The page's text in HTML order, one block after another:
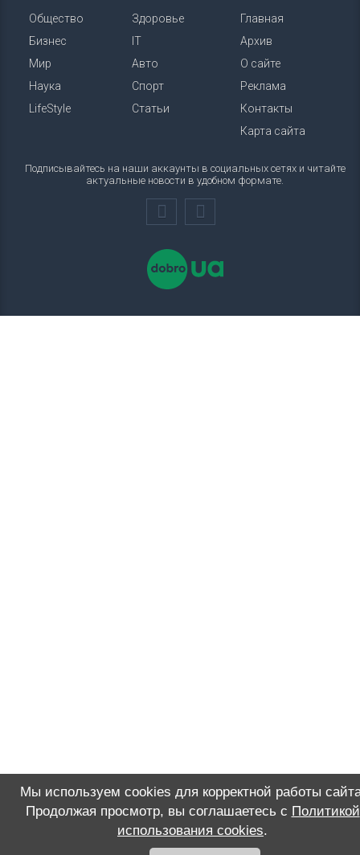
Общество
Бизнес
Мир
Наука
LifeStyle
Здоровье
IT
Авто
Спорт
Статьи
Главная
Архив
О сайте
Реклама
Контакты
Карта сайта
Подписывайтесь на наши аккаунты в социальных сетях и читайте
актуальные новости в удобном формате.
Мы используем cookies для корректной работы
Продолжая просмотр, вы соглашаетесь с Политикой
использования cookies.